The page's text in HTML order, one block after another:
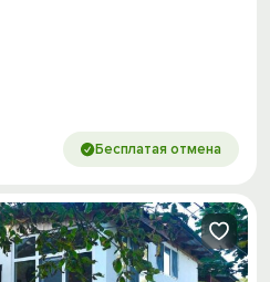
Бесплатая отмена